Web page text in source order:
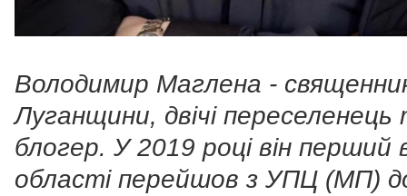
Володимир Маглена -
Луганщини, двічі переселенець
блогер. У 2019 році він перший
області перейшов з УПЦ (МП)